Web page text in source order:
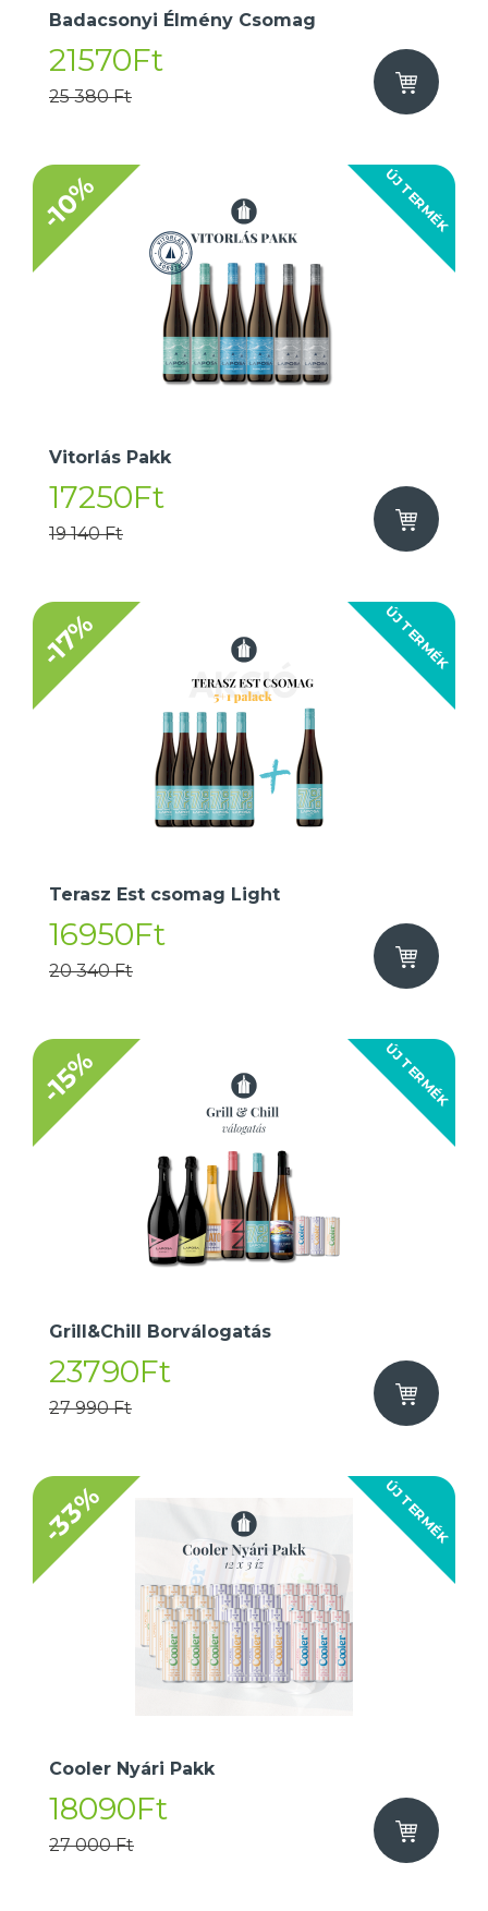
Badacsonyi Élmény Csomag
21570Ft
25 380 Ft
ÚJ TERMÉK
-10%
Vitorlás Pakk
17250Ft
19 140 Ft
ÚJ TERMÉK
-17%
Terasz Est csomag Light
16950Ft
20 340 Ft
ÚJ TERMÉK
-15%
Grill&Chill Borválogatás
23790Ft
27 990 Ft
ÚJ TERMÉK
-33%
Cooler Nyári Pakk
18090Ft
27 000 Ft